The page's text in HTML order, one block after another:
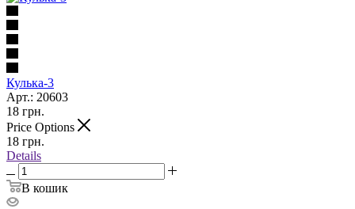
Кулька-3
Арт.: 20603
18 грн.
Price Options
18 грн.
Details
В кошик